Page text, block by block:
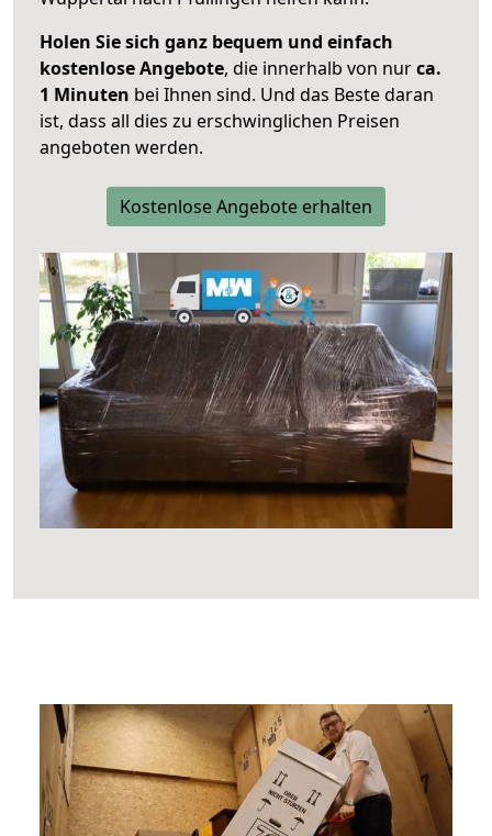
Holen Sie sich ganz bequem und einfach
kostenlose Angebote, die innerhalb von nurca.
1 Minuten bei Ihnen sind. Und das Beste daran
ist, dass all dies zu erschwinglichen Preisen
angeboten werden.
Kostenlose Angebote erhalten